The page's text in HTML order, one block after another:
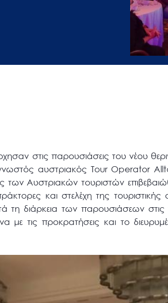
στις παρουσιάσεις του νέου
αυστριακός Tour Operator
των Αυστριακών τουριστών
και στελέχη της τουριστικής
τη διάρκεια των παρουσιάσεων στις
τις προκρατήσεις και το